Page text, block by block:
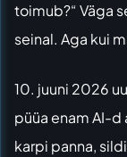
toimub?“ Väga
seinal. Aga kui
10. juuni 2026
püüa enam AI-
karpi panna,